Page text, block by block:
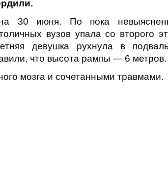
30 июня. По пока
вузов упала со второго
девушка рухнула в
что высота рампы — 6 метров.
мозга и сочетанными травмами.